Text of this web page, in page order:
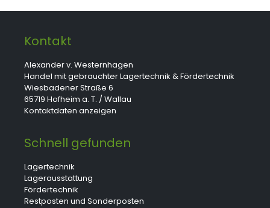
Kontakt
Alexander v. Westernhagen
Handel mit gebrauchter Lagertechnik & Fördertechnik
Wiesbadener Straße 6
65719 Hofheim a. T. / Wallau
Kontaktdaten anzeigen
Schnell gefunden
Lagertechnik
Lagerausstattung
Fördertechnik
Restposten und Sonderposten